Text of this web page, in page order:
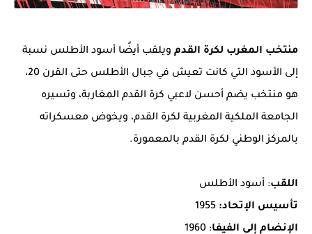
منتخب المغرب لكرة القدم ويلقب أيضًا أسود الأطلس نسبة
إلى الأسود التي كانت تعيش في جبال الأطلس حتى القرن 20،
هو منتخب يضم أحسن لاعبي كرة القدم المغاربة، وتسيره
الجامعة الملكية المغربية لكرة القدم، ويخوض معسكراته
بالمركز الوطني لكرة القدم بالمعمورة.
اللقب: أسود الأطلس
تأسيس الإتحاد:
الإنضام إلى الفيفا: 1960